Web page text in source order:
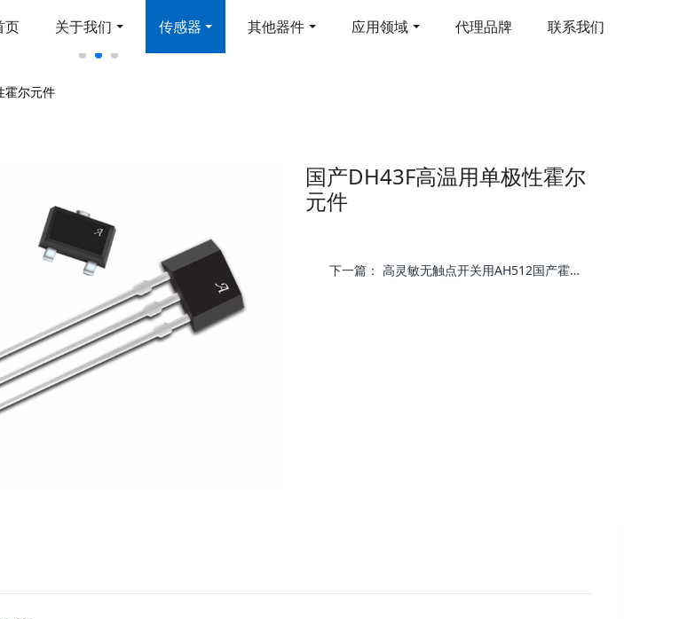
页 关于我们 传感器 其他器件 应用领域 代理品牌 联系我们
霍尔元件
国产DH43F高温用单极性霍尔
元件
下一篇： 高灵敏无触点开关用AH512国产霍尔开关